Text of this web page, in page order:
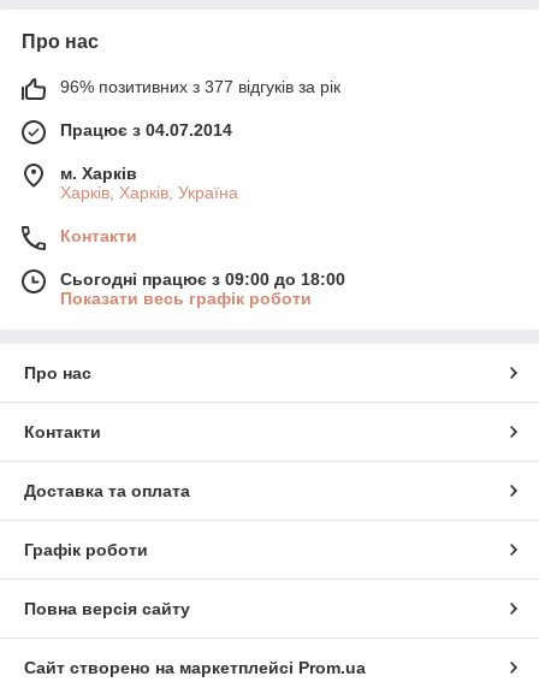
Про нас
96% позитивних з 377 відгуків за рік
Працює з 04.07.2014
м. Харків
Харків, Харків, Україна
Контакти
Сьогодні працює з 09:00 до 18:00
Показати весь графік роботи
Про нас
Контакти
Доставка та оплата
Графік роботи
Повна версія сайту
Сайт створено на маркетплейсі Prom.ua